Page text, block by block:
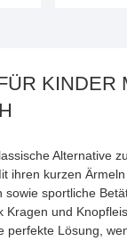
KINDER
Alternative
ihren kurzen
sowie sportliche
Kragen und
perfekte Lösung,